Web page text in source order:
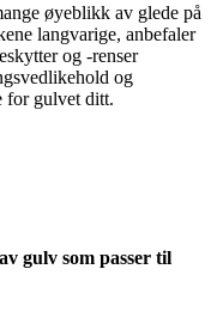
øyeblikk av glede på
langvarige, anbefaler
og -renser
og
for gulvet ditt.
gulv som passer til